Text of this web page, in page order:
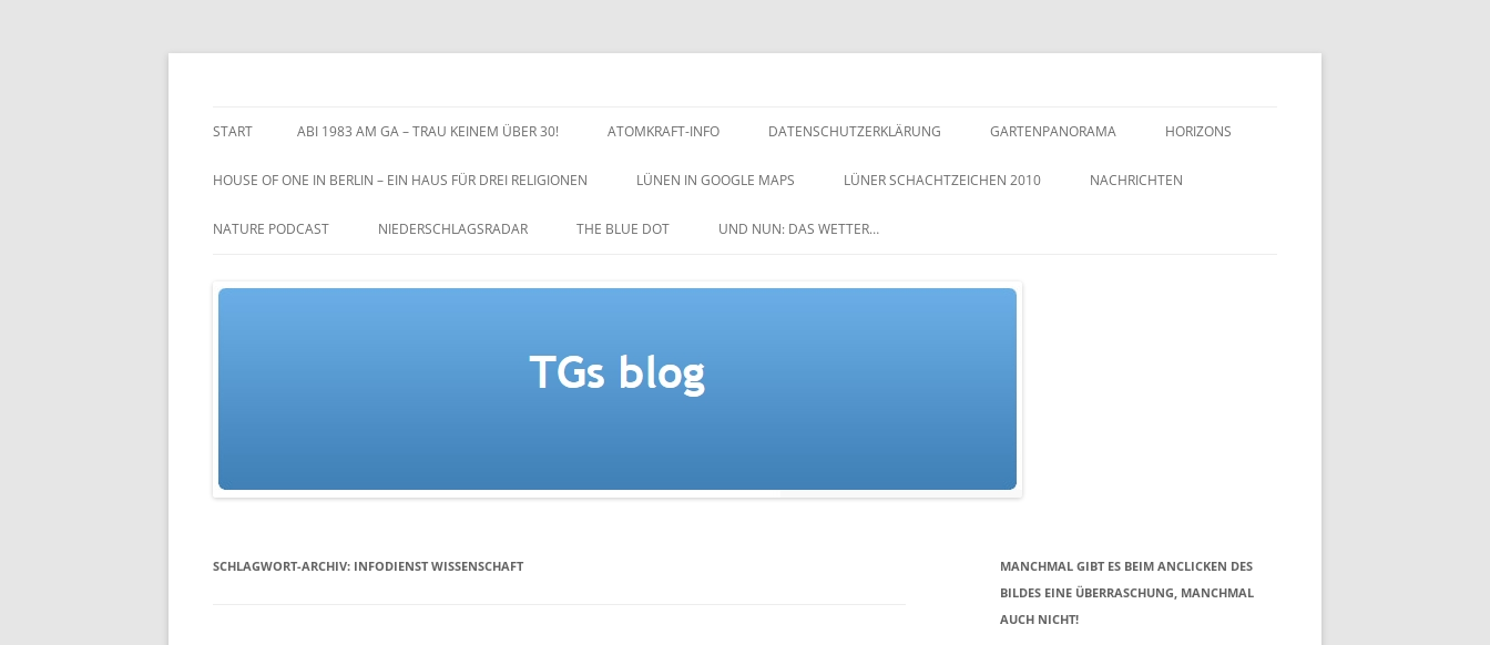
Zum
START ABI 1983 AM GA – TRAU KEINEM ÜBER 30! ATOMKRAFT-INFO DATENSCHUTZERKLÄRUNG GARTENPANORAMA HORIZONS
HOUSE OF ONE IN BERLIN – EIN HAUS FÜR DREI RELIGIONEN LÜNEN IN GOOGLE MAPS LÜNER SCHACHTZEICHEN 2010
NACHTZEICHEN-SCHACHTZEICHEN
NACHRICHTEN
NATURE PODCAST NIEDERSCHLAGSRADAR THE BLUE DOT UND NUN: DAS WETTER…
SCHLAGWORT-ARCHIV: INFODIENST WISSENSCHAFT
MANCHMAL GIBT ES BEIM ANCLICKEN DES
BILDES EINE ÜBERRASCHUNG, MANCHMAL
AUCH NICHT!